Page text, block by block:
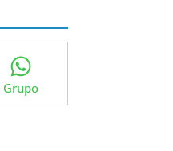
WhatsApp